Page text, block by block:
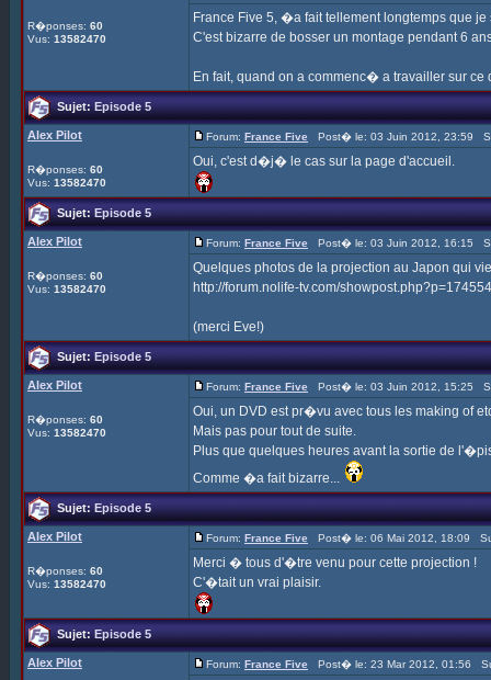
R�ponses: 60
Vus: 13582470
France Five 5, �a fait tellement longtemps que je
C'est bizarre de bosser un montage pendant 6
En fait, quand on a commenc� a travailler sur
Sujet:Episode 5
Alex Pilot
R�ponses: 60
Vus: 13582470
Forum: France Five Post� le: 03 Juin 2012, 23:59
Oui, c'est d�j� le cas sur la page d'accueil.
Sujet:Episode 5
Alex Pilot
R�ponses: 60
Vus: 13582470
Forum: France Five Post� le: 03 Juin 2012, 16:15
Quelques photos de la projection au Japon qui
http://forum.nolife-tv.com/
(merci Eve!)
Sujet:Episode 5
Alex Pilot
R�ponses: 60
Vus: 13582470
Forum: France Five Post� le: 03 Juin 2012, 15:25
Oui, un DVD est pr�vu avec tous les making of
Mais pas pour tout de suite.
Plus que quelques heures avant la sortie de
Comme �a fait bizarre...
Sujet:Episode 5
Alex Pilot
R�ponses: 60
Vus: 13582470
Forum: France Five Post� le: 06 Mai 2012, 18:09
Merci � tous d'�tre venu pour cette projection !
C'�tait un vrai plaisir.
Sujet:Episode 5
Alex Pilot Forum: France Five Post� le: 23 Mar 2012, 01:56